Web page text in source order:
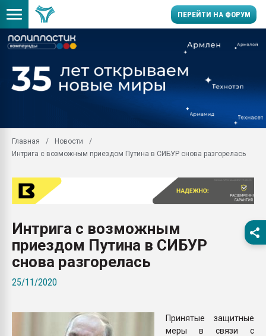
ПЕРЕЙТИ НА ФОРУМ
производство SPC
заводу пластмасс"
Подмосковье, Москва
28.07.2026
28.07.2026
ПЕРЕЙТИ НА
Главная
Новости
Интрига с возможным приездом Путина в СИБУР снова разгорелась
Интрига с возможным
приездом Путина в СИБУР
снова разгорелась
25/11/2020
Принятые защитные
меры в связи с